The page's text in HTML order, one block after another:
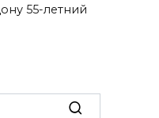
55-летний